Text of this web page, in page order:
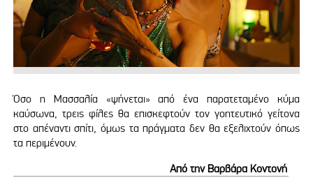
Όσο η Μασσαλία «ψήνεται» από ένα παρατεταμένο κύμα
καύσωνα, τρεις φίλες θα επισκεφτούν τον γοητευτικό γείτονα
στο απέναντι σπίτι, όμως τα πράγματα δεν θα εξελιχτούν όπως
τα περιμένουν.
Από την Βαρβάρα Κοντονή